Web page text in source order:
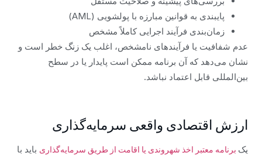
پایبندی به قوانین مبارزه با پولشویی (AML)
زمان‌بندی فرآیند اجرایی کاملاً مشخص
عدم شفافیت یا فرآیندهای نامشخص، اغلب یک زنگ خطر است و
نشان می‌دهد که آن برنامه ممکن است پایدار یا در سطح
بین‌المللی قابل اعتماد نباشد.
ارزش اقتصادی واقعی سرمایه‌گذاری
یک برنامه معتبر اخذ شهروندی یا اقامت از طریق سرمایه‌گذاری باید با